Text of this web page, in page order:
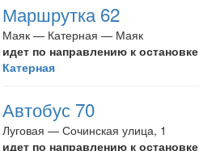
Маршрутка 62
Маяк — Катерная — Маяк
идет по направлению к остановке
Катерная
Автобус 70
Луговая — Сочинская улица, 1
идет по направлению к остановке